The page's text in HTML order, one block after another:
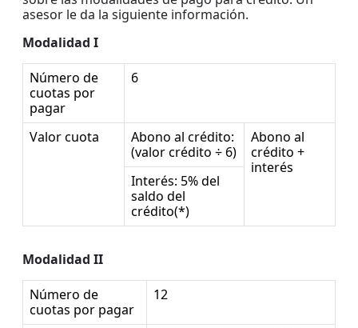
asesor le da la siguiente información.
Modalidad I
Número de
cuotas por
pagar
6
Valor cuota
Abono al crédito:
(valor crédito ÷ 6)
Abono al
crédito +
interés
Interés: 5% del
saldo del
crédito(*)
Modalidad II
Número de
cuotas por pagar
12